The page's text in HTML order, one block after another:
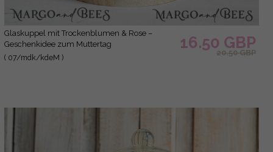
Glaskuppel mit Trockenblumen & Rose –
Geschenkidee zum Muttertag
( 07/mdk/kdeM )
16.50 GBP
20.50 GBP